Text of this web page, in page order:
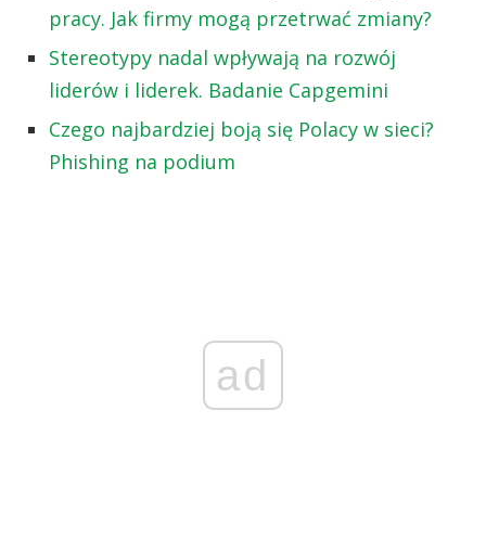
pracy. Jak firmy mogą przetrwać zmiany?
Stereotypy nadal wpływają na rozwój
liderów i liderek. Badanie Capgemini
Czego najbardziej boją się Polacy w sieci?
Phishing na podium
ad